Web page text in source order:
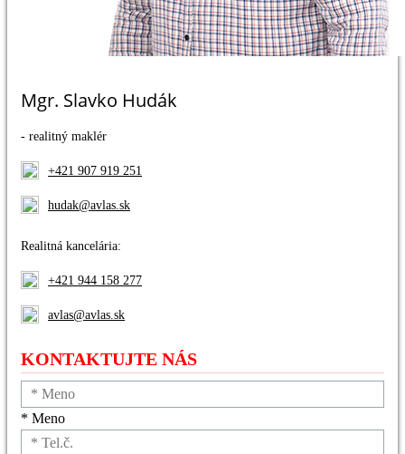
Mgr. Slavko Hudák
- realitný maklér
+421 907 919 251
hudak@avlas.sk
Realitná kancelária:
+421 944 158 277
avlas@avlas.sk
KONTAKTUJTE NÁS
* Meno